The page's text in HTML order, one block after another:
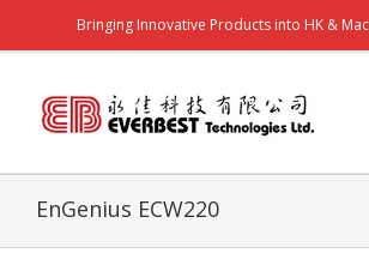
Bringing Innovative Products into HK &
EnGenius ECW220